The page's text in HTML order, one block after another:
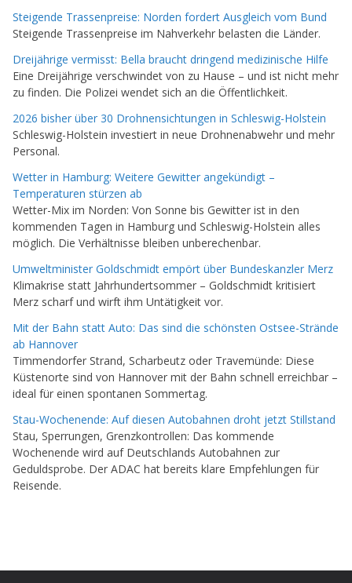
Steigende Trassenpreise: Norden fordert Ausgleich vom Bund
Steigende Trassenpreise im Nahverkehr belasten die Länder.
Dreijährige vermisst: Bella braucht dringend medizinische Hilfe
Eine Dreijährige verschwindet von zu Hause – und ist nicht mehr
zu finden. Die Polizei wendet sich an die Öffentlichkeit.
2026 bisher über 30 Drohnensichtungen in Schleswig-Holstein
Schleswig-Holstein investiert in neue Drohnenabwehr und mehr
Personal.
Wetter in Hamburg: Weitere Gewitter angekündigt –
Temperaturen stürzen ab
Wetter-Mix im Norden: Von Sonne bis Gewitter ist in den
kommenden Tagen in Hamburg und Schleswig-Holstein alles
möglich. Die Verhältnisse bleiben unberechenbar.
Umweltminister Goldschmidt empört über Bundeskanzler Merz
Klimakrise statt Jahrhundertsommer – Goldschmidt kritisiert
Merz scharf und wirft ihm Untätigkeit vor.
Mit der Bahn statt Auto: Das sind die schönsten Ostsee-Strände
ab Hannover
Timmendorfer Strand, Scharbeutz oder Travemünde: Diese
Küstenorte sind von Hannover mit der Bahn schnell erreichbar –
ideal für einen spontanen Sommertag.
Stau-Wochenende: Auf diesen Autobahnen droht jetzt Stillstand
Stau, Sperrungen, Grenzkontrollen: Das kommende
Wochenende wird auf Deutschlands Autobahnen zur
Geduldsprobe. Der ADAC hat bereits klare Empfehlungen für
Reisende.